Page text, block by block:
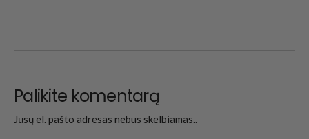
Palikite komentarą
Jūsų el. pašto adresas nebus skelbiamas..